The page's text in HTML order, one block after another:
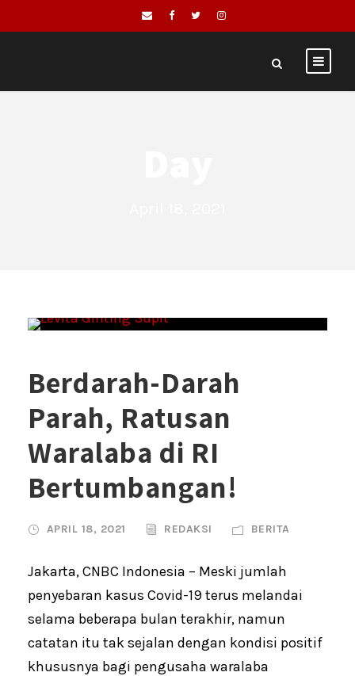
Berdarah-Darah
Parah, Ratusan
Waralaba di RI
Bertumbangan!
APRIL 18, 2021 REDAKSI BERITA
Jakarta, CNBC Indonesia – Meski jumlah
penyebaran kasus Covid-19 terus melandai
selama beberapa bulan terakhir, namun
catatan itu tak sejalan dengan kondisi positif
khususnya bagi pengusaha waralaba